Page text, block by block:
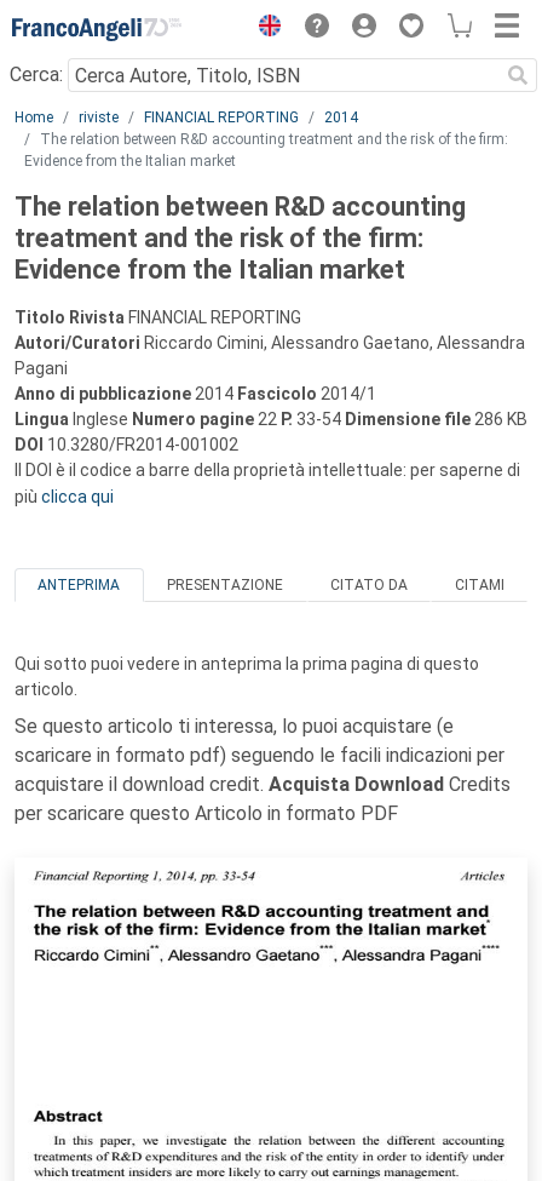
Menu
Cerca:
Main content
Home riviste FINANCIAL REPORTING
2014
The relation between R&D accounting treatment and the risk of the firm:
Evidence from the Italian market
The relation between R&D accounting
treatment and the risk of the firm:
Evidence from the Italian market
Titolo Rivista FINANCIAL REPORTING
Autori/Curatori Riccardo Cimini, Alessandro Gaetano, Alessandra
Pagani
Anno di pubblicazione 2014 Fascicolo 2014/1
Lingua Inglese Numero pagine 22 P. 33-54 Dimensione file 286 KB
DOI 10.3280/FR2014-001002
Il DOI è il codice a barre della proprietà intellettuale: per saperne di
più clicca qui
ANTEPRIMA PRESENTAZIONE CITATO DA CITAMI
Qui sotto puoi vedere in anteprima la prima pagina di questo
articolo.
Se questo articolo ti interessa, lo puoi acquistare (e
scaricare in formato pdf) seguendo le facili indicazioni per
acquistare il download credit. Acquista Download Credits
per scaricare questo Articolo in formato PDF